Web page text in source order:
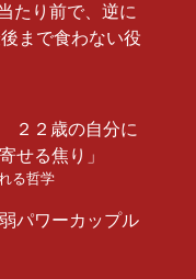
たり前で、逆に
まで食わない役
２２歳の自分に
せる焦り」
る哲学
パワーカップル